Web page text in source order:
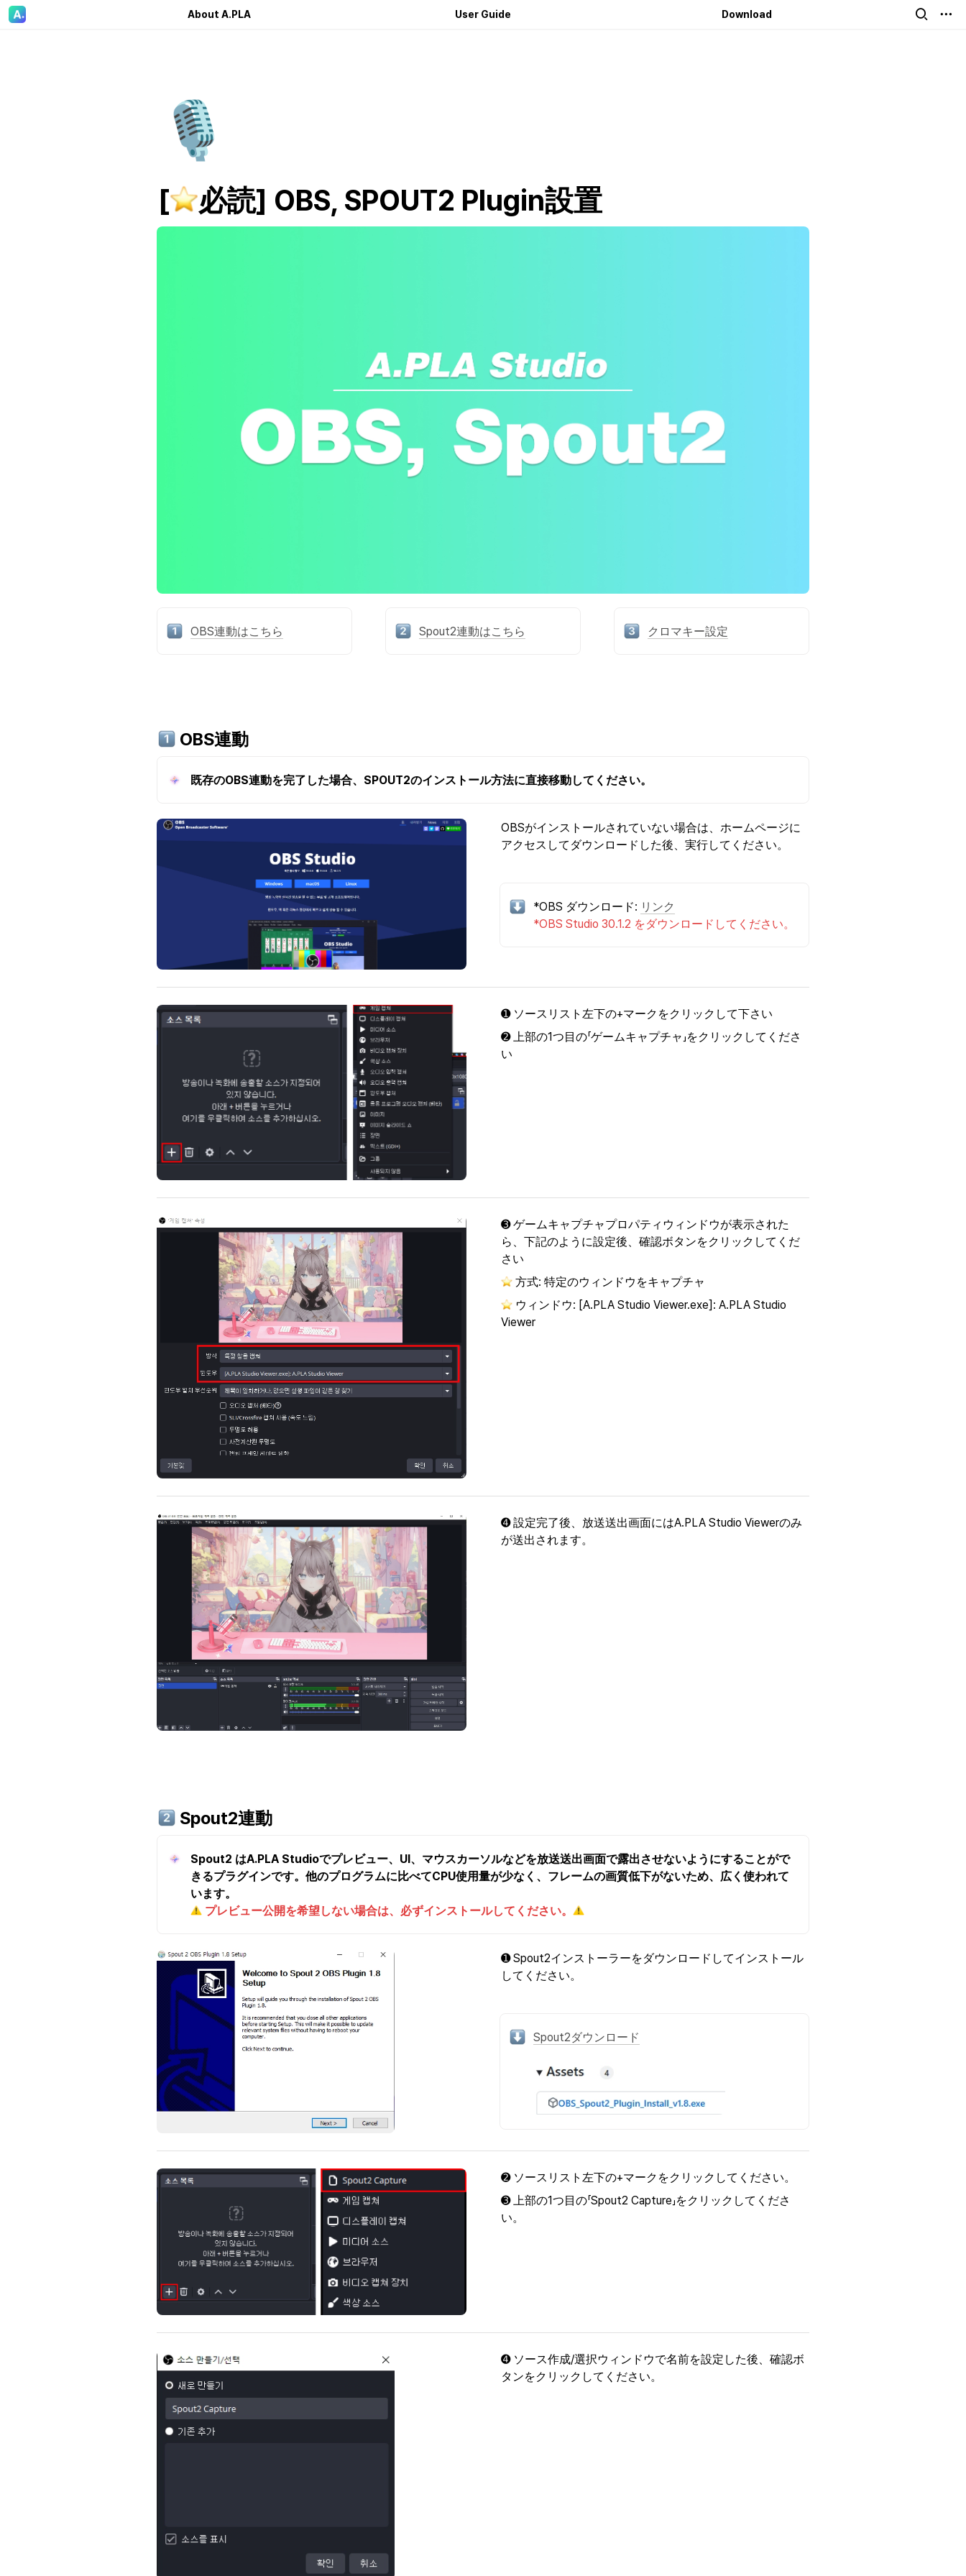
About A.PLA User Guide Download
🎙️
[ 必読] OBS, SPOUT2 Plugin設置
OBS連動はこちら Spout2連動はこちら クロマキー設定
OBS連動
既存のOBS連動を完了した場合、SPOUT2のインストール方法に直接移動してください。
OBSがインストールされていない場合は、ホームページに
アクセスしてダウンロードした後、実行してください。
*OBS ダウンロード: リンク
*OBS Studio 30.1.2 をダウンロードしてください。
➊ ソースリスト左下の+マークをクリックして下さい
➋ 上部の1つ目の「ゲームキャプチャ」をクリックしてくださ
い
➌ ゲームキャプチャプロパティウィンドウが表示された
ら、下記のように設定後、確認ボタンをクリックしてくだ
さい
方式: 特定のウィンドウをキャプチャ
ウィンドウ: [A.PLA Studio Viewer.exe]: A.PLA Studio
Viewer
➍ 設定完了後、放送送出画面にはA.PLA Studio Viewerのみ
が送出されます。
Spout2連動
Spout2 はA.PLA Studioでプレビュー、UI、マウスカーソルなどを放送送出画面で露出させないようにすることがで
きるプラグインです。他のプログラムに比べてCPU使用量が少なく、フレームの画質低下がないため、広く使われて
プレビュー公開を希望しない場合は、必ずインストールしてください。
➊ Spout2インストーラーをダウンロードしてインストール
してください。
Spout2ダウンロード
➋ ソースリスト左下の+マークをクリックしてください。
➌ 上部の1つ目の「Spout2 Capture」をクリックしてくださ
い。
➍ ソース作成/選択ウィンドウで名前を設定した後、確認ボ
タンをクリックしてください。